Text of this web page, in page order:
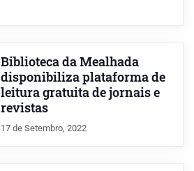
Biblioteca da Mealhada
disponibiliza plataforma de
leitura gratuita de jornais e
revistas
17 de Setembro, 2022